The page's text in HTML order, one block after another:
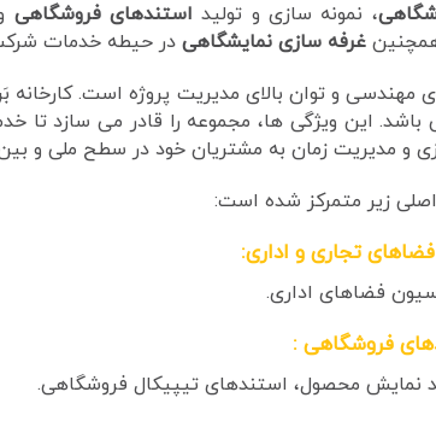
، نمونه سازی و تولیداستندهای فروشگاهی
غرفه سازی نمایشگاهی در حیطه خدمات
مهندسی و توان بالای مدیریت پروژه است. کارخانه
این ویژگی ها، مجموعه را قادر می سازد تا
و مدیریت زمان به مشتریان خود در سطح ملی و بین
زیر متمرکز شده است:
تجاری و اداری:
فضاهای اداری.
فروشگاهی:
نمایش محصول، استندهای تیپیکال فروشگاهی.